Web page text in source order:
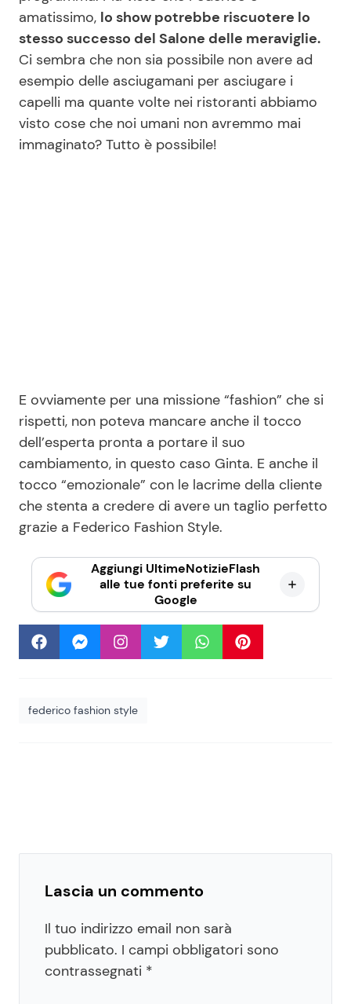
amatissimo, lo show potrebbe riscuotere lo
stesso successo del Salone delle meraviglie.
Ci sembra che non sia possibile non avere ad
esempio delle asciugamani per asciugare i
capelli ma quante volte nei ristoranti abbiamo
visto cose che noi umani non avremmo mai
immaginato? Tutto è possibile!
E ovviamente per una missione “fashion” che si
rispetti, non poteva mancare anche il tocco
dell’esperta pronta a portare il suo
cambiamento, in questo caso Ginta. E anche il
tocco “emozionale” con le lacrime della cliente
che stenta a credere di avere un taglio perfetto
grazie a Federico Fashion Style.
Aggiungi UltimeNotizieFlash
alle tue fonti preferite su
Google
federico fashion style
Lascia un commento
Il tuo indirizzo email non sarà
pubblicato. I campi obbligatori sono
contrassegnati *